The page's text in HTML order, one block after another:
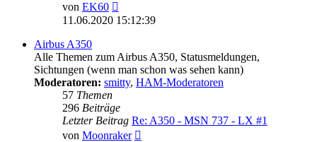
von EK60
Beitrag
11.06.2020 15:12:39
Airbus A350
Alle Themen zum Airbus A350, Statusmeldungen,
Sichtungen (wenn man schon was sehen kann)
Moderatoren: smitty, HAM-Moderatoren
57 Themen
296 Beiträge
Letzter Beitrag Re: A350 - MSN 737 - LX #1
von Moonraker